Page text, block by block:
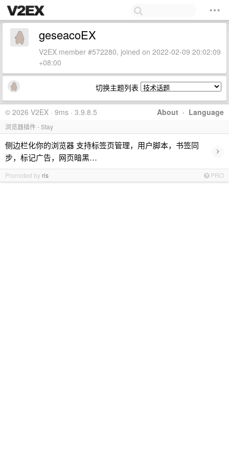
geseacoEX
V2EX member #572280, joined on 2022-02-09 20:02:09
+08:00
切换主题列表
About · Language
© 2026 V2EX · 9ms · 3.9.8.5
浏览器插件 - Stay
侧边栏化你的浏览器 支持标签页管理，用户脚本，书签同
步，标记广告，网页暗黑…
›
Promoted by ris PRO